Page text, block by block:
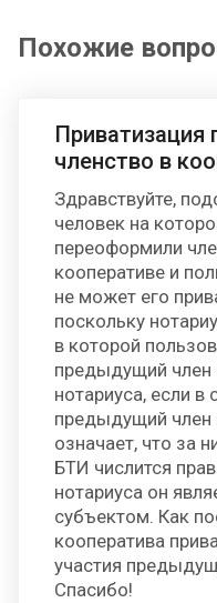
Похожие
Приватизация
членство в
Здравствуйте,
человек на
переоформили
кооперативе и
не может его
поскольку
в которой
предыдущий член
нотариуса, если в
предыдущий член
означает, что за
БТИ числится
нотариуса он
субъектом. Как
кооператива
участия
Спасибо!